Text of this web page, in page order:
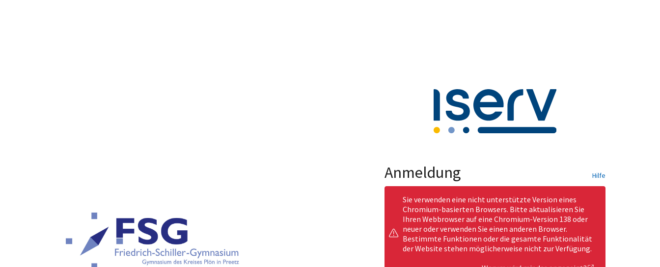
Anmeldung Hilfe
Sie verwenden eine nicht unterstützte Version eines
Chromium-basierten Browsers. Bitte aktualisieren Sie
Ihren Webbrowser auf eine Chromium-Version 138 oder
neuer oder verwenden Sie einen anderen Browser.
Bestimmte Funktionen oder die gesamte Funktionalität
der Website stehen möglicherweise nicht zur Verfügung.